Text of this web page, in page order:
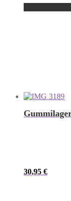
30,95 €